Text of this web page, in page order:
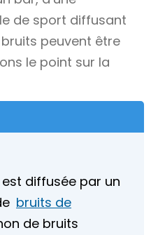
de sport diffusant
peuvent être
le point sur la
diffusée par un
bruits de
de bruits